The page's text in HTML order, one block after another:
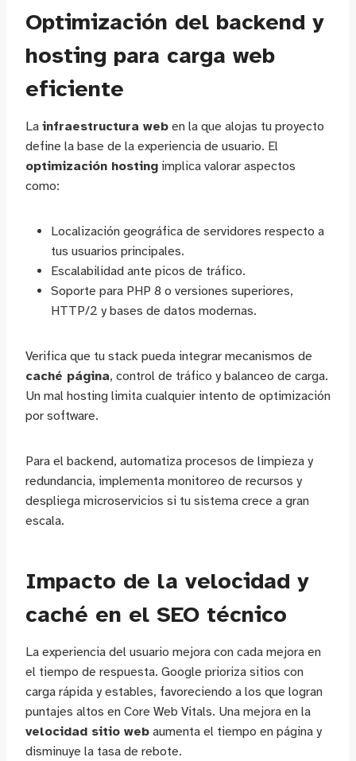
Optimización del backend y
hosting para carga web
eficiente
La infraestructura web en la que alojas tu proyecto
define la base de la experiencia de usuario. El
optimización hosting implica valorar aspectos
como:
Localización geográfica de servidores respecto a
tus usuarios principales.
Escalabilidad ante picos de tráfico.
Soporte para PHP 8 o versiones superiores,
HTTP/2 y bases de datos modernas.
Verifica que tu stack pueda integrar mecanismos de
caché página, control de tráfico y balanceo de carga.
Un mal hosting limita cualquier intento de optimización
por software.
Para el backend, automatiza procesos de limpieza y
redundancia, implementa monitoreo de recursos y
despliega microservicios si tu sistema crece a gran
escala.
Impacto de la velocidad y
caché en el SEO técnico
La experiencia del usuario mejora con cada mejora en
el tiempo de respuesta. Google prioriza sitios con
carga rápida y estables, favoreciendo a los que logran
puntajes altos en Core Web Vitals. Una mejora en la
velocidad sitio web aumenta el tiempo en página y
disminuye la tasa de rebote.